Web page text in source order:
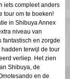
iets compleet anders
tour om te boeken!
in Shibuya Annex
niveau van
fantastisch en zorgde
terwijl de tour
verliep. Het zien
Shibuya, de
en de